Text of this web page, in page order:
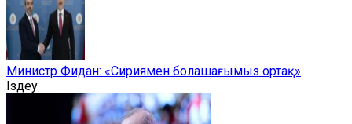
Министр Фидан: «Сириямен болашағымыз ортақ»
Іздеу